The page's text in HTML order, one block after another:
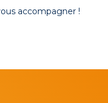
accompagner !